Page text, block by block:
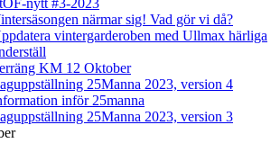
nytt #3-2023
närmar sig! Vad gör vi då?
vintergarderoben med Ullmax härliga
KM 12 Oktober
25Manna 2023, version 4
inför 25manna
25Manna 2023, version 3